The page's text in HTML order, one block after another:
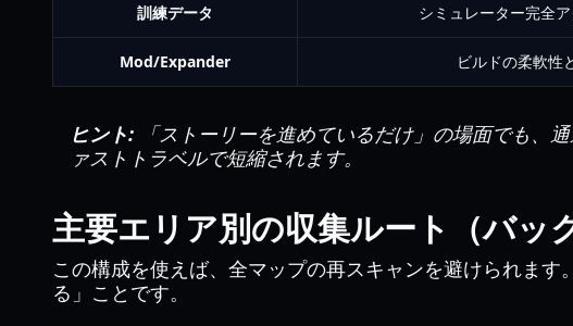
訓練データ シミュレーター完全
Mod/Expander ビルドの柔軟性
ヒント: 「ストーリーを進めているだけ」の場面でも、
ァストトラベルで短縮されます。
主要エリア別の収集ルート（バッ
この構成を使えば、全マップの再スキャンを避けられま
る」ことです。